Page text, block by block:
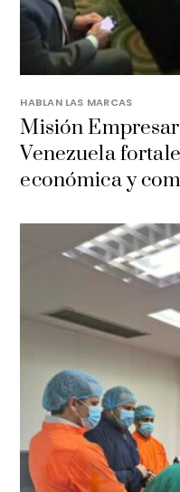
HABLAN LAS MARCAS
Misión
Venezuela
económica y